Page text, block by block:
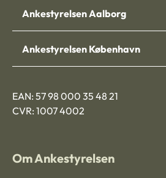
Ankestyrelsen Aalborg
Ankestyrelsen København
EAN: 57 98 000 35 48 21
CVR: 1007 4002
Om Ankestyrelsen